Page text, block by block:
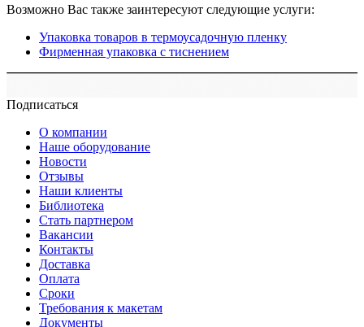
Возможно Вас также заинтересуют следующие услуги:
Упаковка товаров в термоусадочную пленку
Фирменная упаковка с тиснением
Подписаться
О компании
Наше оборудование
Новости
Отзывы
Наши клиенты
Библиотека
Стать партнером
Вакансии
Контакты
Доставка
Оплата
Сроки
Требования к макетам
Документы